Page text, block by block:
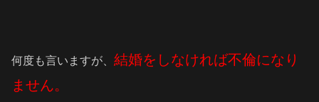
何度も言いますが、 結婚をしなければ不倫になり
ません。